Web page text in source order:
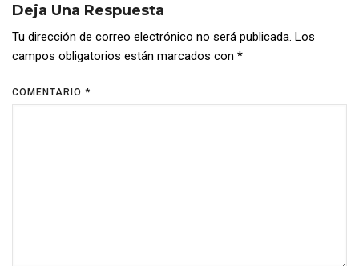
Deja Una Respuesta
Tu dirección de correo electrónico no será publicada. Los
campos obligatorios están marcados con *
COMENTARIO *